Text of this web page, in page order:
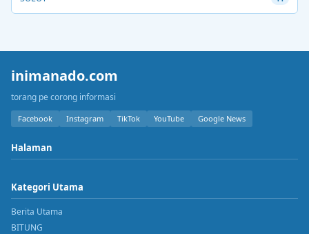
inimanado.com
torang pe corong informasi
Facebook Instagram TikTok YouTube Google News
Halaman
Kategori Utama
Berita Utama
BITUNG